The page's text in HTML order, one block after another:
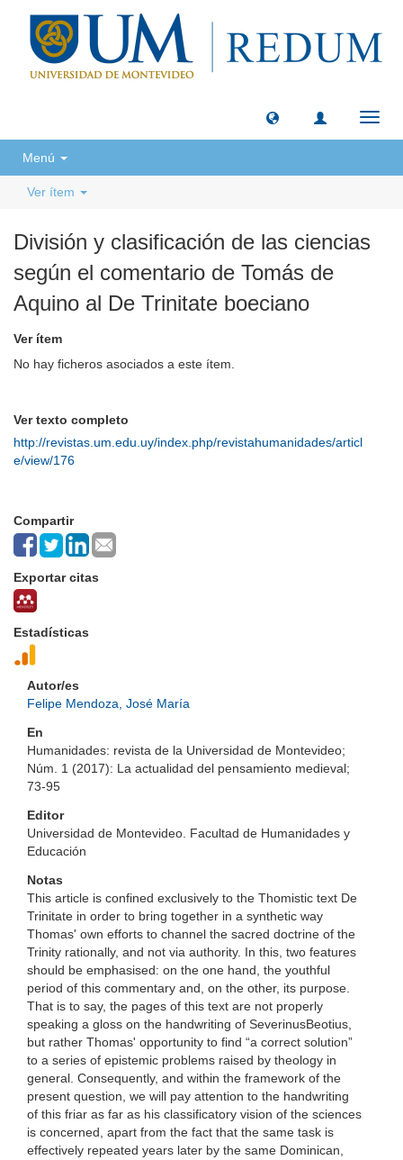
Menú
Ver ítem
División y clasificación de las ciencias
según el comentario de Tomás de
Aquino al De Trinitate boeciano
Ver ítem
No hay ficheros asociados a este ítem.
Ver texto completo
http://revistas.um.edu.uy/index.php/revistahumanidades/articl
e/view/176
Compartir
Exportar citas
Estadísticas
Autor/es
Felipe Mendoza, José María
En
Humanidades: revista de la Universidad de Montevideo;
Núm. 1 (2017): La actualidad del pensamiento medieval;
73-95
Editor
Universidad de Montevideo. Facultad de Humanidades y
Educación
Notas
This article is confined exclusively to the Thomistic text De
Trinitate in order to bring together in a synthetic way
Thomas' own efforts to channel the sacred doctrine of the
Trinity rationally, and not via authority. In this, two features
should be emphasised: on the one hand, the youthful
period of this commentary and, on the other, its purpose.
That is to say, the pages of this text are not properly
speaking a gloss on the handwriting of SeverinusBeotius,
but rather Thomas' opportunity to find “a correct solution”
to a series of epistemic problems raised by theology in
general. Consequently, and within the framework of the
present question, we will pay attention to the handwriting
of this friar as far as his classificatory vision of the sciences
is concerned, apart from the fact that the same task is
effectively repeated years later by the same Dominican,